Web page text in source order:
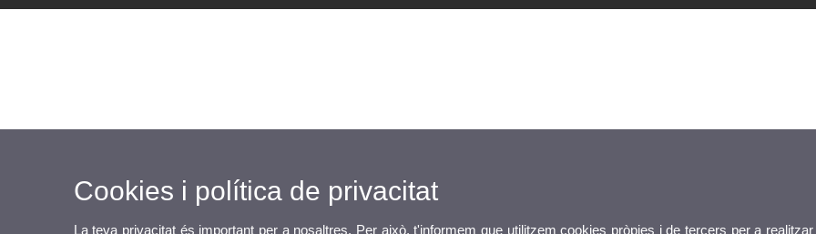
Cookies i política de privacitat
La teva privacitat és important per a nosaltres. Per això, t'informem que utilitzem cookies pròpies i de tercers per a realitzar